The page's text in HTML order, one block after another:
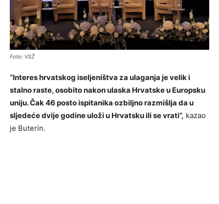
Foto: VSŽ
“Interes hrvatskog iseljeništva za ulaganja je velik i
stalno raste, osobito nakon ulaska Hrvatske u Europsku
uniju. Čak 46 posto ispitanika ozbiljno razmišlja da u
sljedeće dvije godine uloži u Hrvatsku ili se vrati”, kazao
je Buterin.